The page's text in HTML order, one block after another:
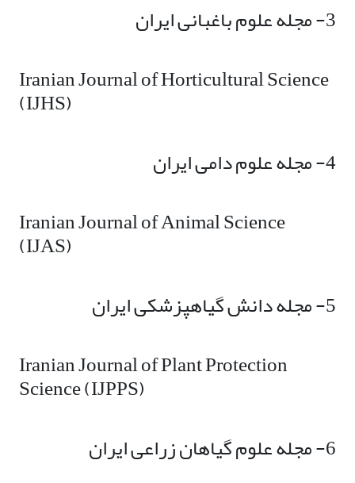
3- مجله علوم باغبانی ایران
Iranian Journal of Horticultural Science
(IJHS)
4- مجله علوم دامی ایران
Iranian Journal of Animal Science
(IJAS)
5- مجله دانش گیاهپزشکی ایران
Iranian Journal of Plant Protection
Science (IJPPS)
6- مجله علوم گیاهان زراعی ایران